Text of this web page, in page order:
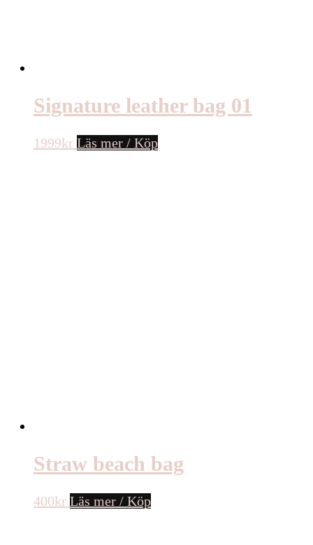
Signature leather bag 01
1999kr Läs mer / Köp
Straw beach bag
400kr Läs mer / Köp